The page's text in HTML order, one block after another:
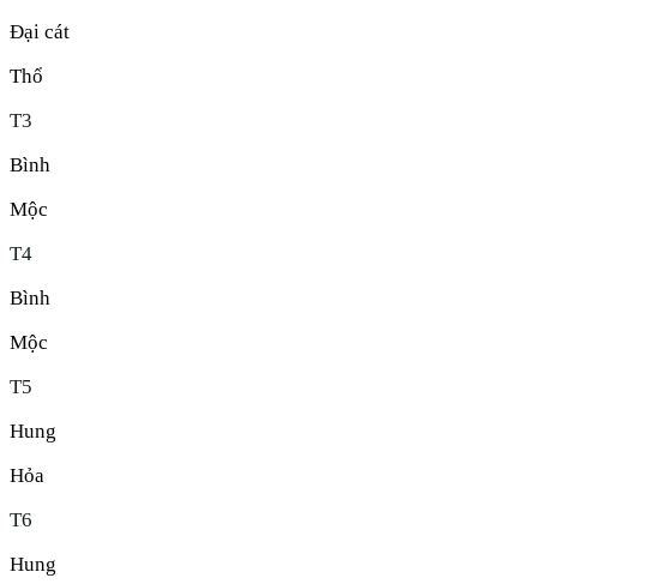
Đại cát
Thổ
T3
Bình
Mộc
T4
Bình
Mộc
T5
Hung
Hỏa
T6
Hung